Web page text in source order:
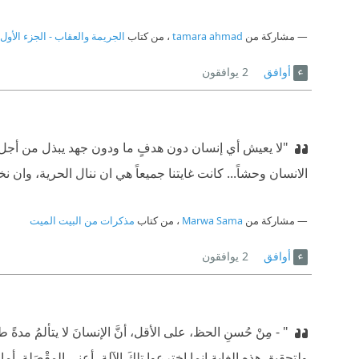
مشاركة من tamara ahmad ، من كتاب الجريمة والعقاب - الجزء الأول
أوافق 2 يوافقون
"لا يعيش أي إنسان دون هدفٍ ما ودون جهد يبذل من أجل
الانسان وحشاً... كانت غايتنا جميعاً هي ان ننال الحرية،
مشاركة من Marwa Sama ، من كتاب مذكرات من البيت الميت
أوافق 2 يوافقون
" - مِنْ حُسنِ الحظ، على الأقل، أنَّ الإنسانَ لا يتألمُ